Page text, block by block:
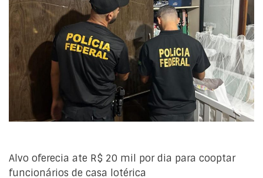
Alvo oferecia ate R$ 20 mil por dia para cooptar
funcionários de casa lotérica